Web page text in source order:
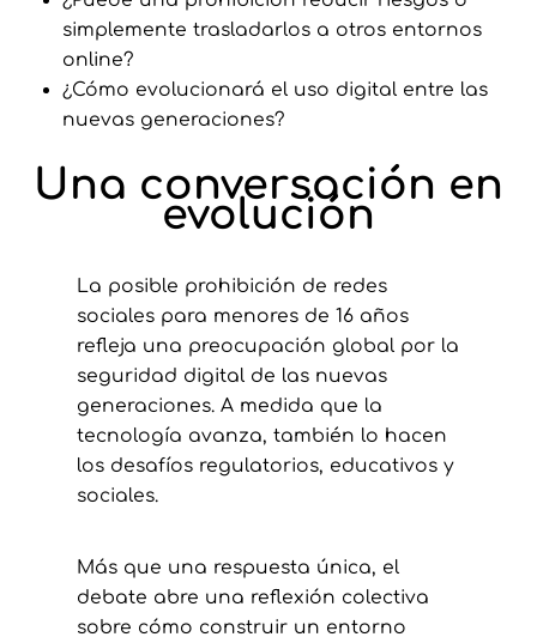
simplemente trasladarlos a otros entornos
online?
¿Cómo evolucionará el uso digital entre las
nuevas generaciones?
Una conversación en
evolución
La posible prohibición de redes
sociales para menores de 16 años
refleja una preocupación global por la
seguridad digital de las nuevas
generaciones. A medida que la
tecnología avanza, también lo hacen
los desafíos regulatorios, educativos y
sociales.
Más que una respuesta única, el
debate abre una reflexión colectiva
sobre cómo construir un entorno